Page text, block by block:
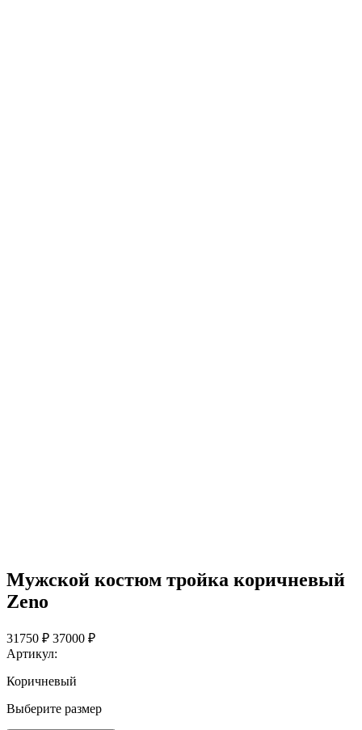
Мужской костюм тройка коричневый
Zeno
31750 ₽ 37000 ₽
Артикул:
Коричневый
Выберите размер